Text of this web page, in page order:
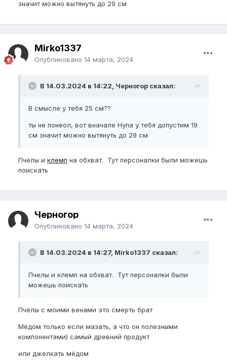
значит можно вытянуть до 29 см
Mirko1337
Опубликовано 14 марта, 2024
В 14.03.2024 в 14:22, Черногор сказал:
В смысле у тебя 25 см??
ты не понеол, вот вначале Нупа у тебя допустим 19
см значит можно вытянуть до 29 см
Пчелы и клемп на обхват. Тут персоналки были можешь
поискать
Черногор
Опубликовано 14 марта, 2024
В 14.03.2024 в 14:27, Mirko1337 сказал:
Пчелы и клемп на обхват. Тут персоналки были
можешь поискать
Пчёлы с моими венами это смерть брат
Мёдом только если мазать, а что он полезными
компонентами) самый древний продукт
или джелкать мёдом